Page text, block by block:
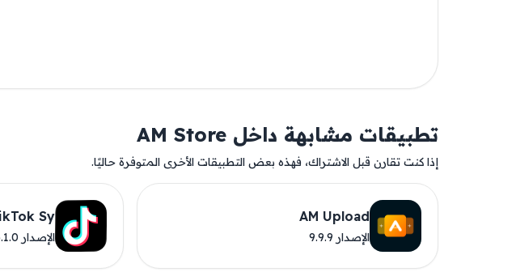
تطبيقات مشابهة داخل AM Store
إذا كنت تقارن قبل الاشتراك، فهذه بعض التطبيقات الأخرى المتوفرة حاليًا.
AM Upload
الإصدار 9.9.9
Sy
الإصدار 46.1.0